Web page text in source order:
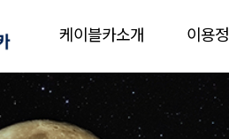
케이블카소개 이용